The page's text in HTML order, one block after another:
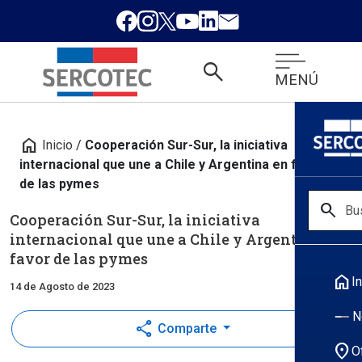
search MENÚ
search
home
location_on
home Inicio / Cooperación Sur-Sur, la iniciativa
internacional que une a Chile y Argentina en favor
de las pymes
Cooperación Sur-Sur, la iniciativa
internacional que une a Chile y Argentina en
favor de las pymes
14 de Agosto de 2023
share Comparte